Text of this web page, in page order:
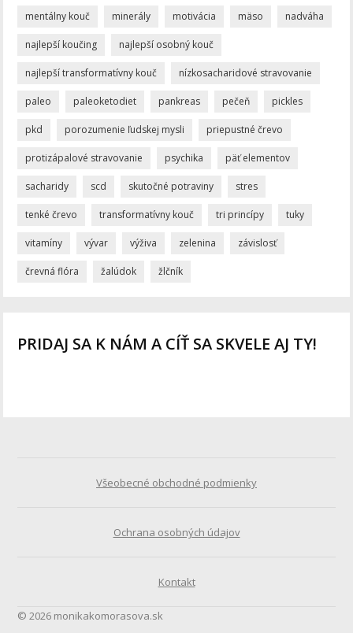
mentálny kouč minerály motivácia mäso nadváha
najlepší koučing najlepší osobný kouč
najlepší transformatívny kouč nízkosacharidové stravovanie
paleo paleoketodiet pankreas pečeň pickles
pkd porozumenie ľudskej mysli priepustné črevo
protizápalové stravovanie psychika päť elementov
sacharidy scd skutočné potraviny stres
tenké črevo transformatívny kouč tri princípy tuky
vitamíny vývar výživa zelenina závislosť
črevná flóra žalúdok žlčník
PRIDAJ SA K NÁM A CÍŤ SA SKVELE AJ TY!
Všeobecné obchodné podmienky
Ochrana osobných údajov
Kontakt
© 2026 monikakomorasova.sk